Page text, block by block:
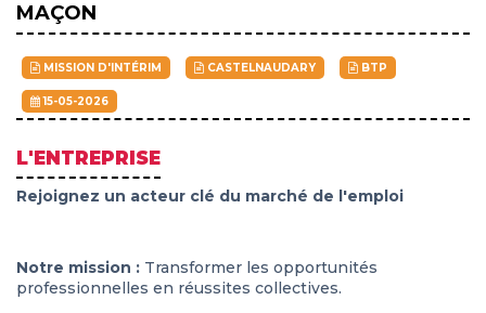
MAÇON
MISSION D'INTÉRIM CASTELNAUDARY BTP
15-05-2026
L'ENTREPRISE
Rejoignez un acteur clé du marché de l'emploi
Notre mission : Transformer les opportunités
professionnelles en réussites collectives.